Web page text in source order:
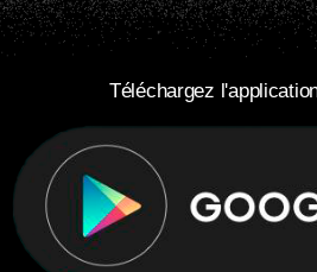
Téléchargez